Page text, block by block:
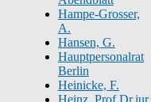
Hampe-Grosser,
A.
Hansen, G.
Hauptpersonalrat
Berlin
Heinicke, F.